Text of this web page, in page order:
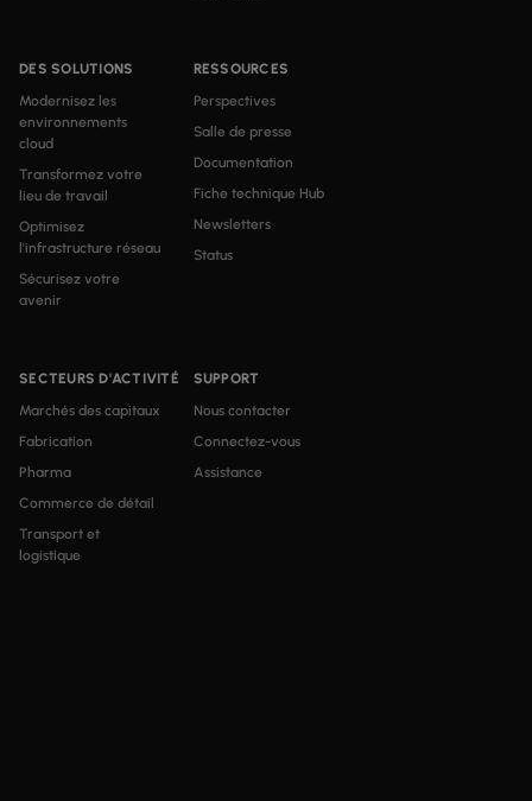
DES SOLUTIONS
Modernisez les
environnements
cloud
Transformez votre
lieu de travail
Optimisez
l'infrastructure réseau
Sécurisez votre
avenir
SECTEURS D'ACTIVITÉ
Marchés des capitaux
Fabrication
Pharma
Commerce de détail
Transport et
logistique
RESSOURCES
Perspectives
Salle de presse
Documentation
Fiche technique Hub
Newsletters
Status
SUPPORT
Nous contacter
Connectez-vous
Assistance